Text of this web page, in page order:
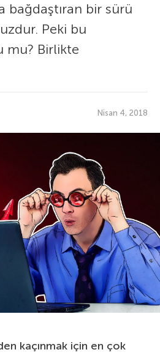
bağdaştıran bir sürü
Peki bu
mu? Birlikte
Nisan 4, 2018
kaçınmak için en çok